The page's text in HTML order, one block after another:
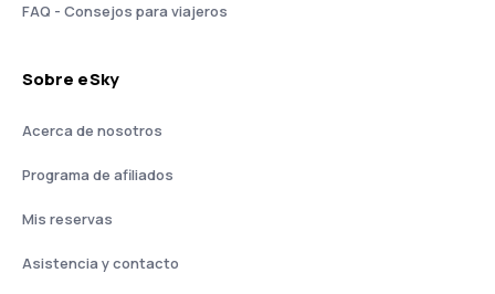
FAQ - Consejos para viajeros
Sobre eSky
Acerca de nosotros
Programa de afiliados
Mis reservas
Asistencia y contacto